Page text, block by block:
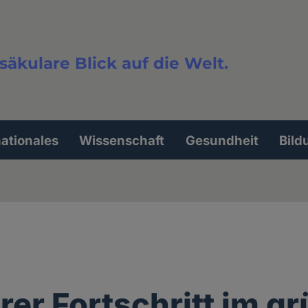
Blick auf die Welt.
Wissenschaft Gesundheit